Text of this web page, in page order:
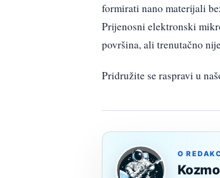
formirati nano materijali
Prijenosni elektronski
površina, ali trenutačno
Pridružite se raspravi u
O